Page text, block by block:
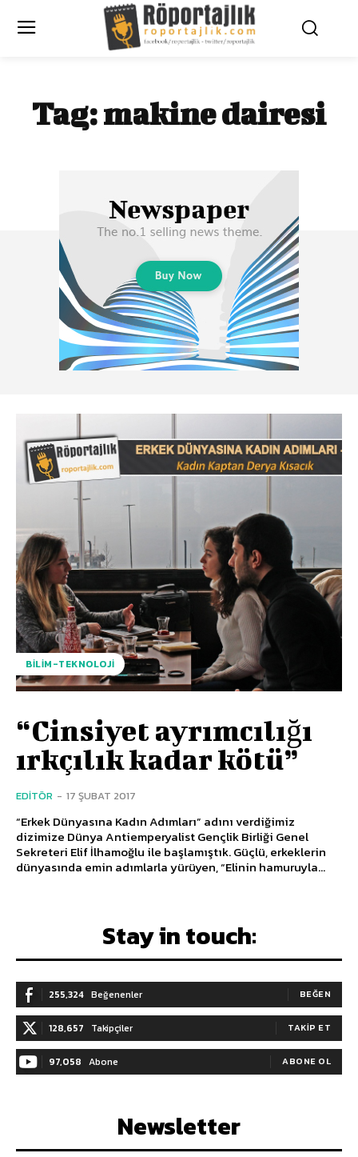
Tag:makine dairesi
BILIM-TEKNOLOJI
“Cinsiyet ayrımcılığı
ırkçılık kadar kötü”
EDITÖR - 17 ŞUBAT 2017
“Erkek Dünyasına Kadın Adımları” adını verdiğimiz
dizimize Dünya Antiemperyalist Gençlik Birliği Genel
Sekreteri Elif İlhamoğlu ile başlamıştık. Güçlü, erkeklerin
dünyasında emin adımlarla yürüyen, “Elinin hamuruyla...
Stay in touch:
255,324 Beğenenler BEĞEN
128,657 Takipçiler TAKIP ET
97,058 Abone ABONE OL
Newsletter